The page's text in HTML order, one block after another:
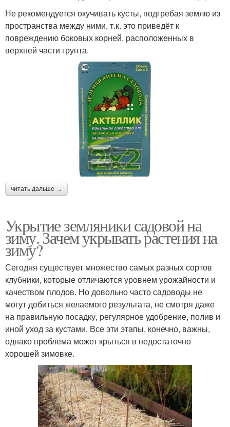
Не рекомендуется окучивать кусты, подгребая землю из
пространства между ними, т.к. это приведёт к
повреждению боковых корней, расположенных в
верхней части грунта.
читать дальше →
Укрытие земляники садовой на
зиму. Зачем укрывать растения на
зиму?
Сегодня существует множество самых разных сортов
клубники, которые отличаются уровнем урожайности и
качеством плодов. Но довольно часто садоводы не
могут добиться желаемого результата, не смотря даже
на правильную посадку, регулярное удобрение, полив и
иной уход за кустами. Все эти этапы, конечно, важны,
однако проблема может крыться в недостаточно
хорошей зимовке.